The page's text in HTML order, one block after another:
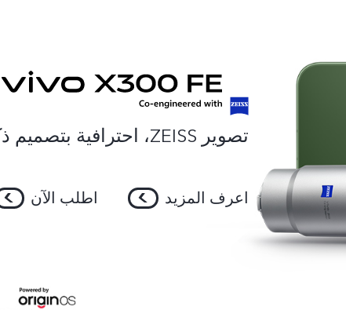
تصوير ZEISS، احترافية بتصميم ذكي.
اعرف المزيد اطلب الآن